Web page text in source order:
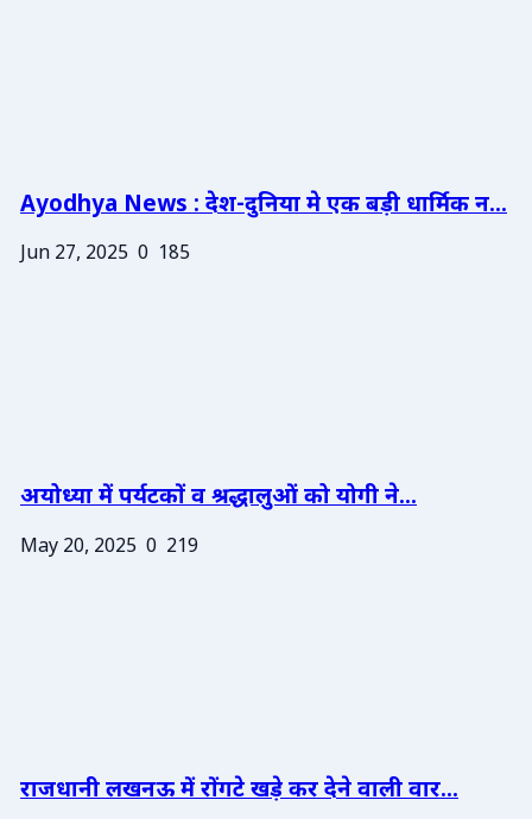
Ayodhya News : देश-दुनिया मे एक बड़ी धार्मिक न...
Jun 27, 2025 0 185
अयोध्या में पर्यटकों व श्रद्धालुओं को योगी ने...
May 20, 2025 0 219
राजधानी लखनऊ में रोंगटे खड़े कर देने वाली वार...